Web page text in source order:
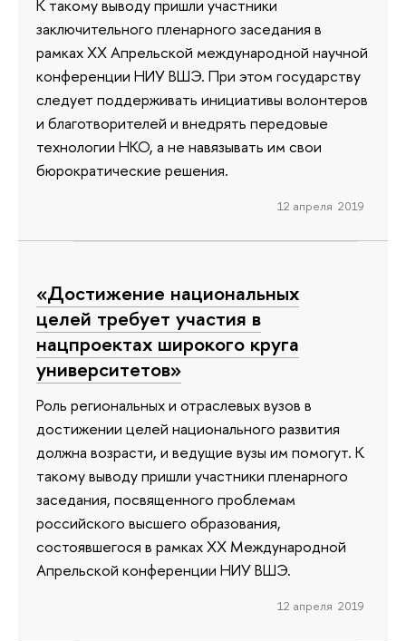
К такому выводу пришли участники
заключительного пленарного заседания в
рамках XX Апрельской международной научной
конференции НИУ ВШЭ. При этом государству
следует поддерживать инициативы волонтеров
и благотворителей и внедрять передовые
технологии НКО, а не навязывать им свои
бюрократические решения.
12 апреля 2019
«Достижение национальных
целей требует участия в
нацпроектах широкого круга
университетов»
Роль региональных и отраслевых вузов в
достижении целей национального развития
должна возрасти, и ведущие вузы им помогут. К
такому выводу пришли участники пленарного
заседания, посвященного проблемам
российского высшего образования,
состоявшегося в рамках ХХ Международной
Апрельской конференции НИУ ВШЭ.
12 апреля 2019